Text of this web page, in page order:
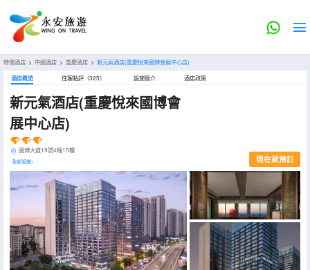
特價酒店 > 中國酒店 > 重慶酒店 > 新元氣酒店(重慶悅來國博會展中心店)
酒店概览 住客點評（325） 設施簡介 酒店政策
新元氣酒店(重慶悅來國博會
展中心店)
國博大道19號4幢15樓
全部設施> 現在就預訂